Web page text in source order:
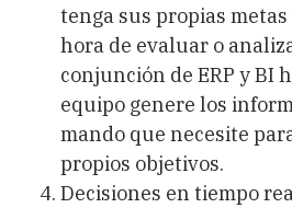
tenga sus propias
hora de evaluar o
conjunción de ERP y BI
equipo genere los
mando que necesite
propios objetivos.
Decisiones en tiempo